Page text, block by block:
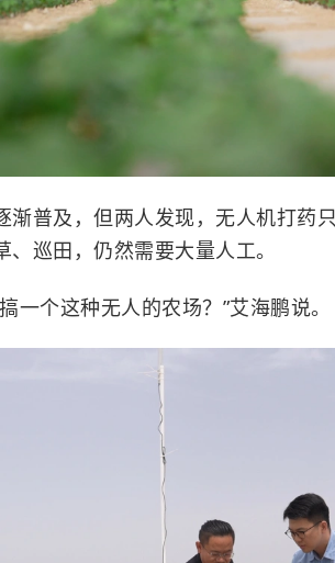
普及，但两人发现，无人机打药
巡田，仍然需要大量人工。
个这种无人的农场？”艾海鹏说。